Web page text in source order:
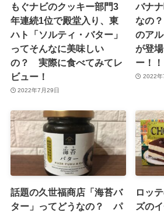
もぐナビのクッキー部門3
年連続1位で殿堂入り、東
ハト「ソルティ・バター」
ってそんなに美味しい
の？ 実際に食べてみてレ
ビュー！
2022年7月29日
バナ
なの
のア
が登
ー！！
2022年
話題の久世福商店「海苔バ
ター」ってどうなの？ パ
ロッ
ズの